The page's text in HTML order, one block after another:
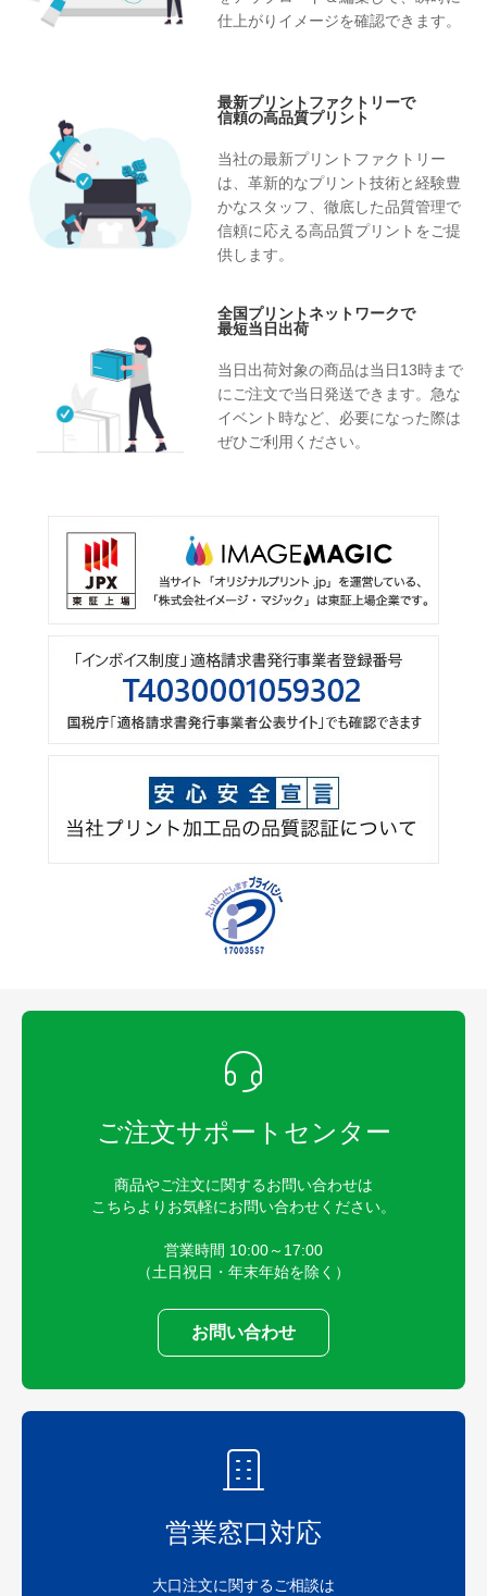
仕上がりイメージを確認できます。
最新プリントファクトリーで
信頼の高品質プリント
当社の最新プリントファクトリー
は、革新的なプリント技術と経験豊
かなスタッフ、徹底した品質管理で
信頼に応える高品質プリントをご提
供します。
全国プリントネットワークで
最短当日出荷
当日出荷対象の商品は当日13時まで
にご注文で当日発送できます。急な
イベント時など、必要になった際は
ぜひご利用ください。
ご注文サポートセンター
商品やご注文に関するお問い合わせは
こちらよりお気軽にお問い合わせください。
営業時間 10:00～17:00
（土日祝日・年末年始を除く）
お問い合わせ
営業窓口対応
大口注文に関するご相談は